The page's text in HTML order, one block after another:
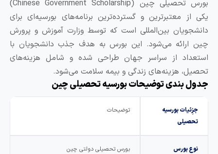
بورس تحصیلی چین (Chinese Government Scholarship)
از معتبرترین و گسترده‌ترین برنامه‌های بورسیه‌ای برای
بین‌المللی است که توسط وزارت آموزش و پرورش
ارائه می‌شود. این بورس به هدف جذب دانشجویان با
از سراسر جهان طراحی شده و شامل هزینه‌های
هزینه‌های زندگی و بیمه سلامت می‌شود.
بندی توضیحات بورسیه تحصیلی چین
جزِئیات بورسیه
تحصیلی
توضیحات
نوع بورس بورس تحصیلی دولتی چین